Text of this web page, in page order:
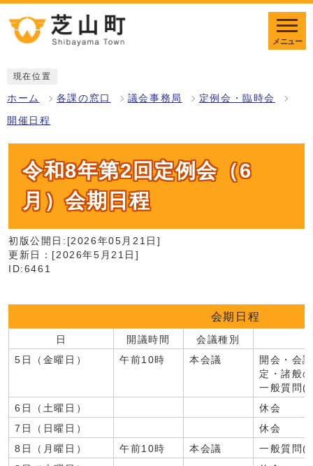
メニュー
現在位置
ホーム 各課の窓口 議会事務局 定例会・臨時会
開催日程
令和8年第2回定例会（6
月）会期日程
初版公開日:[2026年05月21日]
更新日：[2026年5月21日]
ID:6461
会期日程
日 開議時間
会議種別
5日（金曜日）
午前10時 本会議
開会・会
定・諸般
一般質問
6日（土曜日）
休会
7日（日曜日）
休会
8日（月曜日）
午前10時 本会議
一般質問